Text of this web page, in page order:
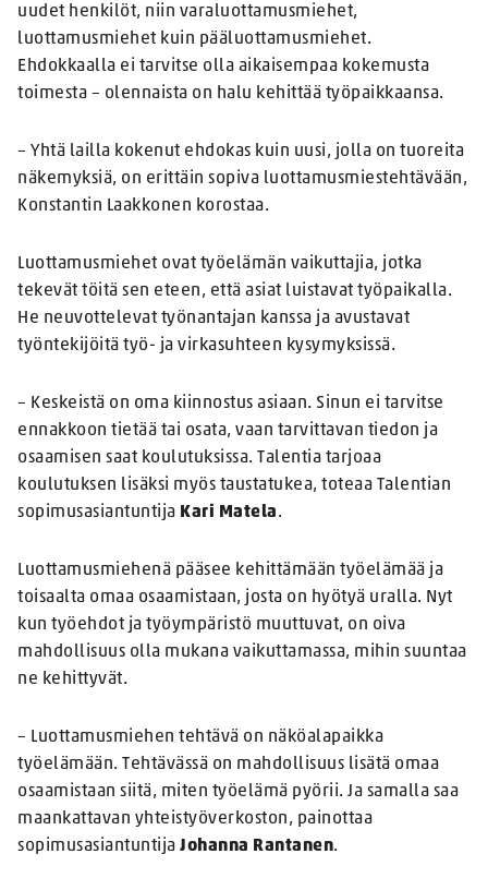
uudet henkilöt, niin varaluottamusmiehet,
luottamusmiehet kuin pääluottamusmiehet.
Ehdokkaalla ei tarvitse olla aikaisempaa kokemusta
toimesta – olennaista on halu kehittää työpaikkaansa.
– Yhtä lailla kokenut ehdokas kuin uusi, jolla on tuoreita
näkemyksiä, on erittäin sopiva luottamusmiestehtävään,
Konstantin Laakkonen korostaa.
Luottamusmiehet ovat työelämän vaikuttajia, jotka
tekevät töitä sen eteen, että asiat luistavat työpaikalla.
He neuvottelevat työnantajan kanssa ja avustavat
työntekijöitä työ- ja virkasuhteen kysymyksissä.
– Keskeistä on oma kiinnostus asiaan. Sinun ei tarvitse
ennakkoon tietää tai osata, vaan tarvittavan tiedon ja
osaamisen saat koulutuksissa. Talentia tarjoaa
koulutuksen lisäksi myös taustatukea, toteaa Talentian
sopimusasiantuntija Kari Matela.
Luottamusmiehenä pääsee kehittämään työelämää ja
toisaalta omaa osaamistaan, josta on hyötyä uralla. Nyt
kun työehdot ja työympäristö muuttuvat, on oiva
mahdollisuus olla mukana vaikuttamassa, mihin suuntaa
ne kehittyvät.
– Luottamusmiehen tehtävä on näköalapaikka
työelämään. Tehtävässä on mahdollisuus lisätä omaa
osaamistaan siitä, miten työelämä pyörii. Ja samalla saa
maankattavan yhteistyöverkoston, painottaa
sopimusasiantuntija Johanna Rantanen.